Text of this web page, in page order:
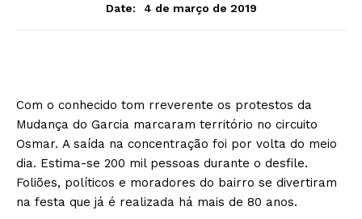
Date:
4 de março de 2019
Com o conhecido tom rreverente os protestos da
Mudança do Garcia marcaram território no circuito
Osmar. A saída na concentração foi por volta do meio
dia. Estima-se 200 mil pessoas durante o desfile.
Foliões, políticos e moradores do bairro se divertiram
na festa que já é realizada há mais de 80 anos.